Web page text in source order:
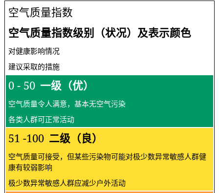
空气质量指数
空气质量指数级别（状况）及表示颜色
对健康影响情况
建议采取的措施
0 - 50 一级（优）
空气质量令人满意，基本无空气污染
各类人群可正常活动
51 -100 二级（良）
空气质量可接受，但某些污染物可能对极少数异常敏感人群健
康有较弱影响
极少数异常敏感人群应减少户外活动